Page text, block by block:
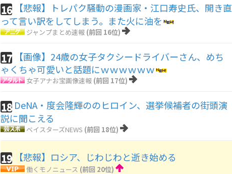
16
【悲報】トレパク騒動の漫画家・江口寿史氏、開き直
って言い訳をしてしまう。また火に油を
ジャンプまとめ速報 (前回 16位)
17
【画像】24歳の女子タクシードライバーさん、めち
ゃくちゃ可愛いと話題にｗｗｗｗｗｗ
女子アナお宝画像速報 (前回 17位)
18 DeNA・度会隆輝ののヒロイン、選挙候補者の街頭演
説に聞こえる
ベイスターズNEWS (前回 18位)
19 【悲報】ロシア、じわじわと逝き始める
働くモノニュース (前回 20位)